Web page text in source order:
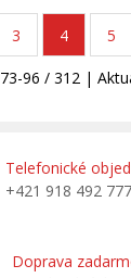
3 4 5
73-96 / 312 |
Telefonické
+421 918 492 777
Doprava